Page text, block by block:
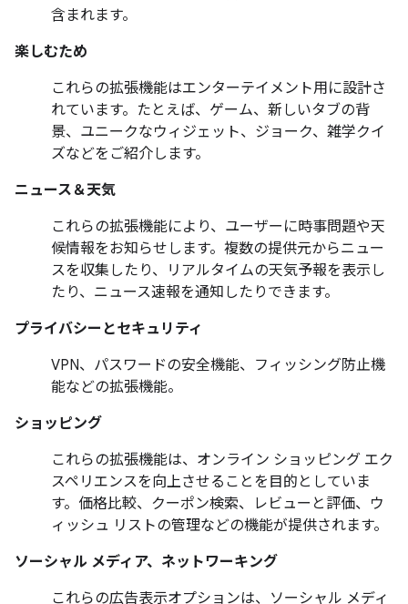
含まれます。
楽しむため
これらの拡張機能はエンターテイメント用に設計さ
れています。たとえば、ゲーム、新しいタブの背
景、ユニークなウィジェット、ジョーク、雑学クイ
ズなどをご紹介します。
ニュース＆天気
これらの拡張機能により、ユーザーに時事問題や天
候情報をお知らせします。複数の提供元からニュー
スを収集したり、リアルタイムの天気予報を表示し
たり、ニュース速報を通知したりできます。
プライバシーとセキュリティ
VPN、パスワードの安全機能、フィッシング防止機
能などの拡張機能。
ショッピング
これらの拡張機能は、オンライン ショッピング エク
スペリエンスを向上させることを目的としていま
す。価格比較、クーポン検索、レビューと評価、ウ
ィッシュ リストの管理などの機能が提供されます。
ソーシャル メディア、ネットワーキング
これらの広告表示オプションは、ソーシャル メディ